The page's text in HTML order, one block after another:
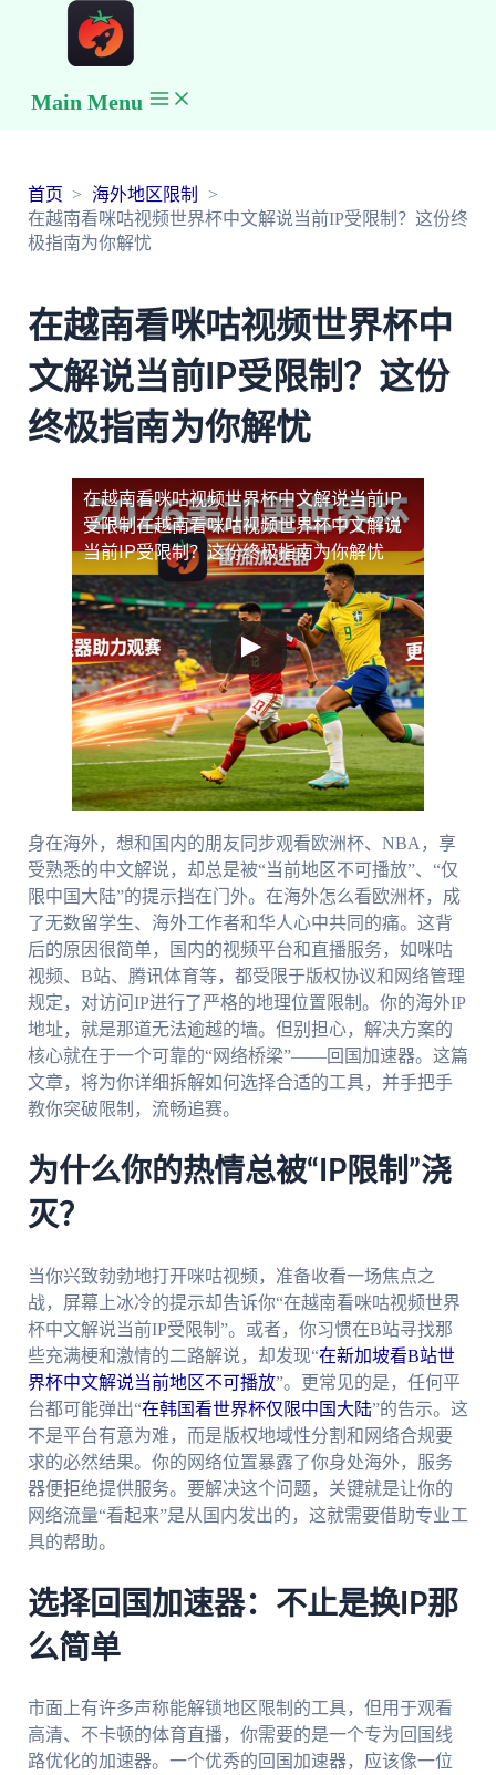
Main Menu
首页
海外地区限制
在越南看咪咕视频世界杯中文解说当前IP受限制？这份终
极指南为你解忧
在越南看咪咕视频世界杯中
文解说当前IP受限制？这份
终极指南为你解忧
在越南看咪咕视频世界杯中文解说当前IP
受限制在越南看咪咕视频世界杯中文解说
当前IP受限制？这份终极指南为你解忧
身在海外，想和国内的朋友同步观看欧洲杯、NBA，享
受熟悉的中文解说，却总是被“当前地区不可播放”、“仅
限中国大陆”的提示挡在门外。在海外怎么看欧洲杯，成
了无数留学生、海外工作者和华人心中共同的痛。这背
后的原因很简单，国内的视频平台和直播服务，如咪咕
视频、B站、腾讯体育等，都受限于版权协议和网络管理
规定，对访问IP进行了严格的地理位置限制。你的海外IP
地址，就是那道无法逾越的墙。但别担心，解决方案的
核心就在于一个可靠的“网络桥梁”——回国加速器。这篇
文章，将为你详细拆解如何选择合适的工具，并手把手
教你突破限制，流畅追赛。
为什么你的热情总被“IP限制”浇
灭？
当你兴致勃勃地打开咪咕视频，准备收看一场焦点之
战，屏幕上冰冷的提示却告诉你“在越南看咪咕视频世界
杯中文解说当前IP受限制”。或者，你习惯在B站寻找那
些充满梗和激情的二路解说，却发现“在新加坡看B站世
界杯中文解说当前地区不可播放”。更常见的是，任何平
台都可能弹出“在韩国看世界杯仅限中国大陆”的告示。这
不是平台有意为难，而是版权地域性分割和网络合规要
求的必然结果。你的网络位置暴露了你身处海外，服务
器便拒绝提供服务。要解决这个问题，关键就是让你的
网络流量“看起来”是从国内发出的，这就需要借助专业工
具的帮助。
选择回国加速器：不止是换IP那
么简单
市面上有许多声称能解锁地区限制的工具，但用于观看
高清、不卡顿的体育直播，你需要的是一个专为回国线
路优化的加速器。一个优秀的回国加速器，应该像一位